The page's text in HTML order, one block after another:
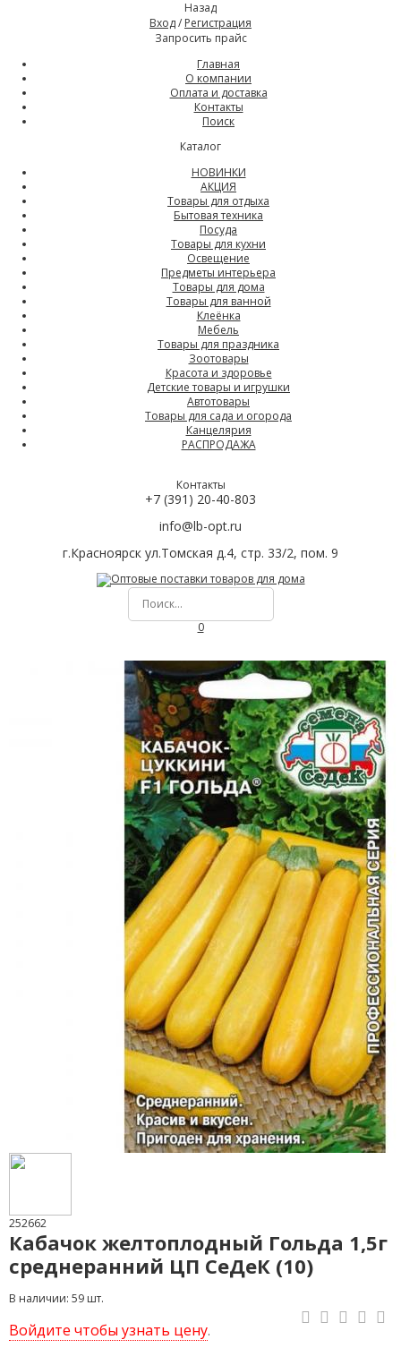
Назад
Вход/ Регистрация
Запросить прайс
Главная
О компании
Оплата и доставка
Контакты
Поиск
Каталог
НОВИНКИ
АКЦИЯ
Товары для отдыха
Бытовая техника
Посуда
Товары для кухни
Освещение
Предметы интерьера
Товары для дома
Товары для ванной
Клеёнка
Мебель
Товары для праздника
Зоотовары
Красота и здоровье
Детские товары и игрушки
Автотовары
Товары для сада и огорода
Канцелярия
РАСПРОДАЖА
Контакты
+7 (391) 20-40-803
info@lb-opt.ru
г.Красноярск ул.Томская д.4, стр. 33/2, пом. 9
0
252662
Кабачок желтоплодный Гольда 1,5г
среднеранний ЦП СеДеК (10)
В наличии: 59 шт.
Войдите чтобы узнать цену.